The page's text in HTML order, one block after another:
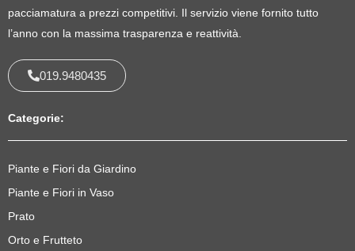
pacciamatura a prezzi competitivi. Il servizio viene fornito tutto
l’anno con la massima trasparenza e reattività.
019.9480435
Categorie:
Piante e Fiori da Giardino
Piante e Fiori in Vaso
Prato
Orto e Frutteto